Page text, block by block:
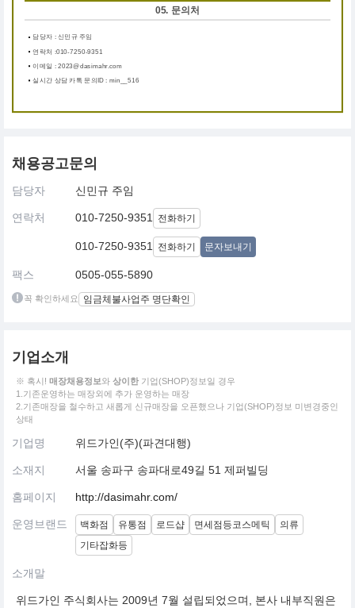
05. 문의처
담당자 : 신민규 주임
연락처 :010-7250-9351
이메일 : 2023@dasimahr.com
실시간 상담 카톡 문의ID : min__516
채용공고문의
담당자 신민규 주임
연락처 010-7250-9351 전화하기
010-7250-9351 전화하기 문자보내기
팩스 0505-055-5890
꼭 확인하세요 임금체불사업주 명단확인
기업소개
※ 혹시! 매장채용정보와 상이한 기업(SHOP)정보일 경우
1.기존운영하는 매장외에 추가 운영하는 매장
2.기존매장을 철수하고 새롭게 신규매장을 오픈했으나 기업(SHOP)정보 미변경중인
상태
기업명 위드가인(주)(파견대행)
소재지 서울 송파구 송파대로49길 51 제퍼빌딩
홈페이지 http://dasimahr.com/
운영브랜드 백화점 유통점 로드샵 면세점등코스메틱
의류
기타잡화등
소개말
위드가인 주식회사는 2009년 7월 설립되었으며, 본사 내부직원은